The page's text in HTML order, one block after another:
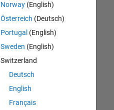
Norway(English)
Österreich (Deutsch)
Portugal (English)
Sweden (English)
Switzerland
Deutsch
English
Français